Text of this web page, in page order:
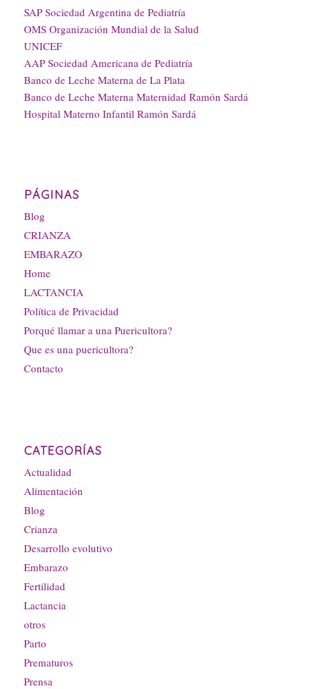
SAP Sociedad Argentina de Pediatría
OMS Organización Mundial de la Salud
UNICEF
AAP Sociedad Americana de Pediatría
Banco de Leche Materna de La Plata
Banco de Leche Materna Maternidad Ramón Sardá
Hospital Materno Infantil Ramón Sardá
PÁGINAS
Blog
CRIANZA
EMBARAZO
Home
LACTANCIA
Política de Privacidad
Porqué llamar a una Puericultora?
Que es una puericultora?
Contacto
CATEGORÍAS
Actualidad
Alimentación
Blog
Crianza
Desarrollo evolutivo
Embarazo
Fertilidad
Lactancia
otros
Parto
Prematuros
Prensa